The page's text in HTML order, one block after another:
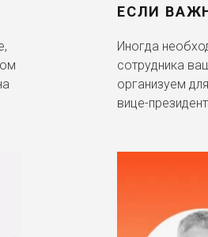
ЕСЛИ
Иногда
сотрудника
организуем
вице-